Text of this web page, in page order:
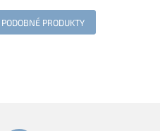
PRODUKTY